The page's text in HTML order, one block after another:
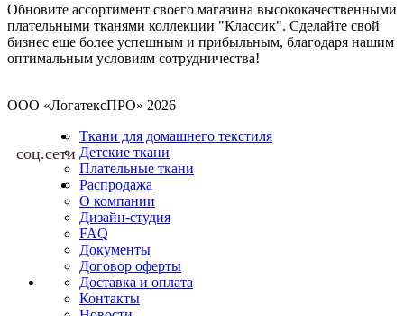
Обновите ассортимент своего магазина высококачественными
плательными тканями коллекции "Классик". Сделайте свой
бизнес еще более успешным и прибыльным, благодаря нашим
оптимальным условиям сотрудничества!
ООО «ЛогатексПРО» 2026
соц.сети
Ткани для домашнего текстиля
Детские ткани
Плательные ткани
Распродажа
О компании
Дизайн-студия
FAQ
Документы
Договор оферты
Доставка и оплата
Контакты